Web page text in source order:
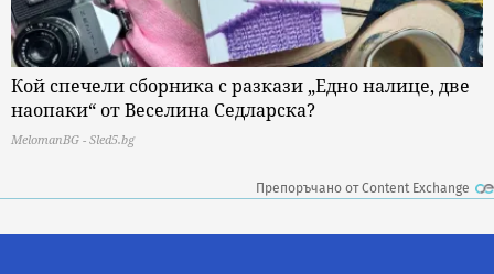
Кой спечели сборника с разкази „Едно налице, две
наопаки“ от Веселина Седларска?
MelomanBG - Sled5.bg
Препоръчано от Content Exchange